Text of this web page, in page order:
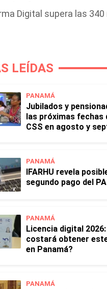
Digital supera las
LEÍDAS
PANAMÁ
Jubilados y
las próximas fechas
CSS en agosto y
PANAMÁ
IFARHU revela
segundo pago del
PANAMÁ
Licencia digital
costará obtener
en Panamá?
PANAMÁ